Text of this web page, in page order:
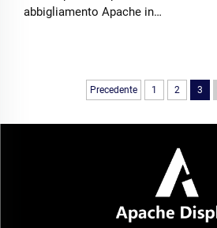
abbigliamento Apache in
Precedente 1 2 3